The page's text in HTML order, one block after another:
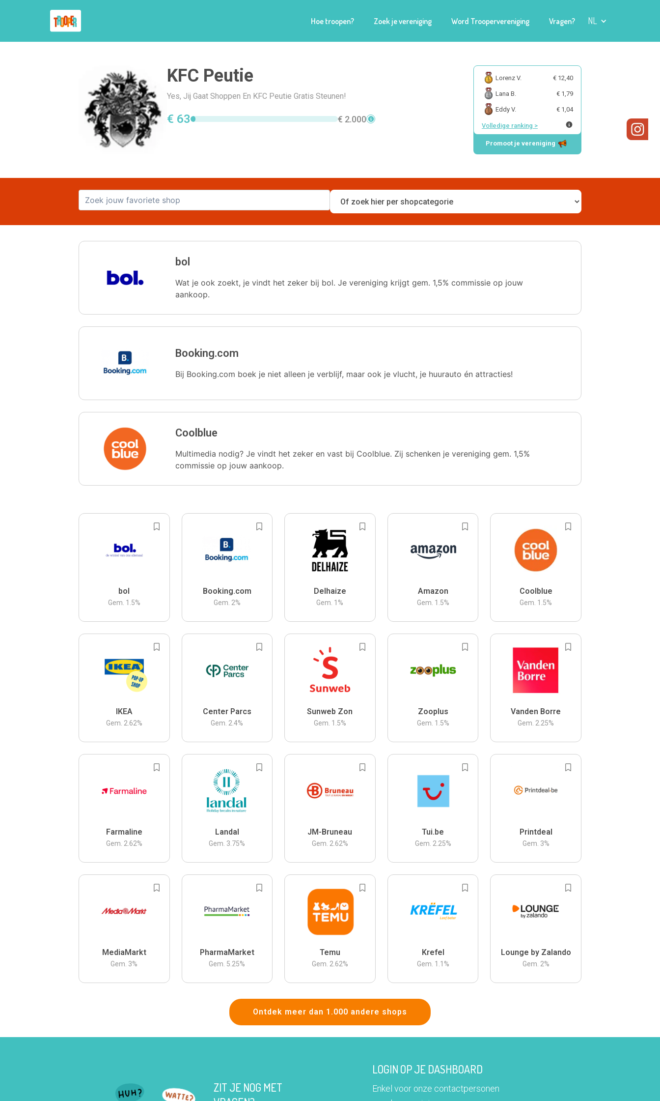
Hoe troopen? Zoek je vereniging Word Troopervereniging Vragen? NL
KFC Peutie
Yes, Jij Gaat Shoppen En KFC Peutie Gratis Steunen!
€ 63 € 2.000
Lorenz V. € 12,40
Lana B. € 1,79
Eddy V. € 1,04
Volledige ranking >
Promoot je vereniging
bol
Wat je ook zoekt, je vindt het zeker bij bol. Je vereniging krijgt gem. 1,5% commissie op jouw
aankoop.
Booking.com
Bij Booking.com boek je niet alleen je verblijf, maar ook je vlucht, je huurauto én attracties!
Coolblue
Multimedia nodig? Je vindt het zeker en vast bij Coolblue. Zij schenken je vereniging gem. 1,5%
commissie op jouw aankoop.
bol
Gem. 1.5%
Booking.com
Gem. 2%
Delhaize
Gem. 1 %
Amazon
Gem. 1.5%
Coolblue
Gem. 1.5%
IKEA
Gem. 2.62%
Center Parcs
Gem. 2.4%
Sunweb Zon
Gem. 1.5%
Zooplus
Gem. 1.5%
Vanden Borre
Gem. 2.25%
Farmaline
Gem. 2.62%
Landal
Gem. 3.75%
JM-Bruneau
Gem. 2.62%
Tui.be
Gem. 2.25%
Printdeal
Gem. 3%
MediaMarkt
Gem. 3%
PharmaMarket
Gem. 5.25%
Temu
Gem. 2.62%
Krefel
Gem. 1.1 %
Lounge by Zalando
Gem. 2%
Ontdek meer dan 1.000 andere shops
ZIT JE NOG MET
LOGIN OP JE DASHBOARD
Enkel voor onze contactpersonen